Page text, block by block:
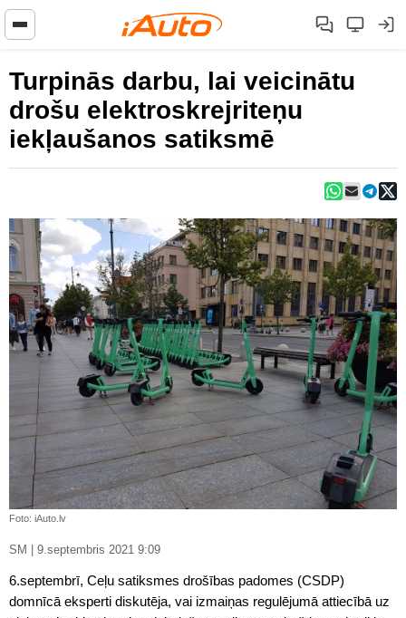
Turpinās darbu, lai veicinātu
drošu elektroskrejriteņu
iekļaušanos satiksmē
Foto: iAuto.lv
SM | 9.septembris 2021 9:09
6.septembrī, Ceļu satiksmes drošības padomes (CSDP)
domnīcā eksperti diskutēja, vai izmaiņas regulējumā attiecībā uz